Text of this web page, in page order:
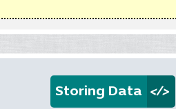
</>
Storing Data